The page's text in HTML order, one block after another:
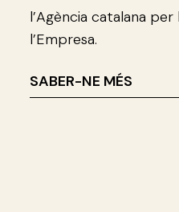
l’Agència catalana
l’Empresa.
SABER-NE MÉS